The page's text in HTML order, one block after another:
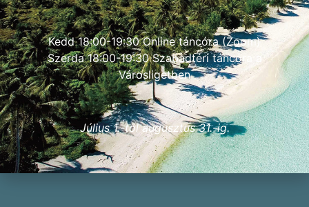
Kedd 18:00-19:30 Online táncóra (Zoom)
Szerda 18:00-19:30 Szabadtéri táncóra a
Városligetben
Július 1.-től augusztus 31.-ig.